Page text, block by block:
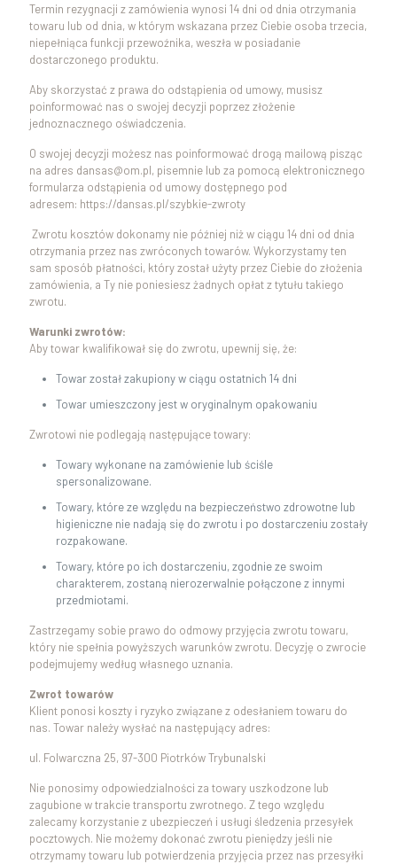
Termin rezygnacji z zamówienia wynosi 14 dni od dnia otrzymania
towaru lub od dnia, w którym wskazana przez Ciebie osoba trzecia,
niepełniąca funkcji przewoźnika, weszła w posiadanie
dostarczonego produktu.
Aby skorzystać z prawa do odstąpienia od umowy, musisz
poinformować nas o swojej decyzji poprzez złożenie
jednoznacznego oświadczenia.
O swojej decyzji możesz nas poinformować drogą mailową pisząc
na adres dansas@om.pl, pisemnie lub za pomocą elektronicznego
formularza odstąpienia od umowy dostępnego pod
adresem: https://dansas.pl/szybkie-zwroty
Zwrotu kosztów dokonamy nie później niż w ciągu 14 dni od dnia
otrzymania przez nas zwróconych towarów. Wykorzystamy ten
sam sposób płatności, który został użyty przez Ciebie do złożenia
zamówienia, a Ty nie poniesiesz żadnych opłat z tytułu takiego
zwrotu.
Warunki zwrotów:
Aby towar kwalifikował się do zwrotu, upewnij się, że:
Towar został zakupiony w ciągu ostatnich 14 dni
Towar umieszczony jest w oryginalnym opakowaniu
Zwrotowi nie podlegają następujące towary:
Towary wykonane na zamówienie lub ściśle
spersonalizowane.
Towary, które ze względu na bezpieczeństwo zdrowotne lub
higieniczne nie nadają się do zwrotu i po dostarczeniu zostały
rozpakowane.
Towary, które po ich dostarczeniu, zgodnie ze swoim
charakterem, zostaną nierozerwalnie połączone z innymi
przedmiotami.
Zastrzegamy sobie prawo do odmowy przyjęcia zwrotu towaru,
który nie spełnia powyższych warunków zwrotu. Decyzję o zwrocie
podejmujemy według własnego uznania.
Zwrot towarów
Klient ponosi koszty i ryzyko związane z odesłaniem towaru do
nas. Towar należy wysłać na następujący adres:
ul. Folwarczna 25, 97-300 Piotrków Trybunalski
Nie ponosimy odpowiedzialności za towary uszkodzone lub
zagubione w trakcie transportu zwrotnego. Z tego względu
zalecamy korzystanie z ubezpieczeń i usługi śledzenia przesyłek
pocztowych. Nie możemy dokonać zwrotu pieniędzy jeśli nie
otrzymamy towaru lub potwierdzenia przyjęcia przez nas przesyłki